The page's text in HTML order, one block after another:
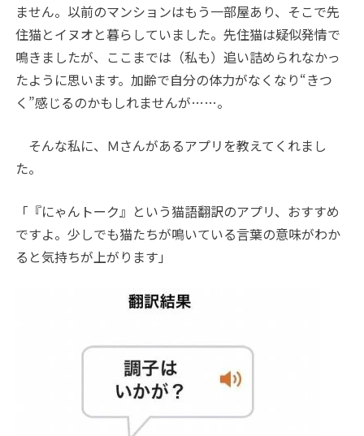
ません。以前のマンションはもう一部屋あり、そこで先
住猫とイヌオと暮らしていました。先住猫は疑似発情で
鳴きましたが、ここまでは（私も）追い詰められなかっ
たように思います。加齢で自分の体力がなくなり“きつ
く”感じるのかもしれませんが……。
そんな私に、Ｍさんがあるアプリを教えてくれまし
た。
「『にゃんトーク』という猫語翻訳のアプリ、おすすめ
ですよ。少しでも猫たちが鳴いている言葉の意味がわか
ると気持ちが上がります」